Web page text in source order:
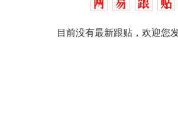
目前没有最新跟贴，欢迎您